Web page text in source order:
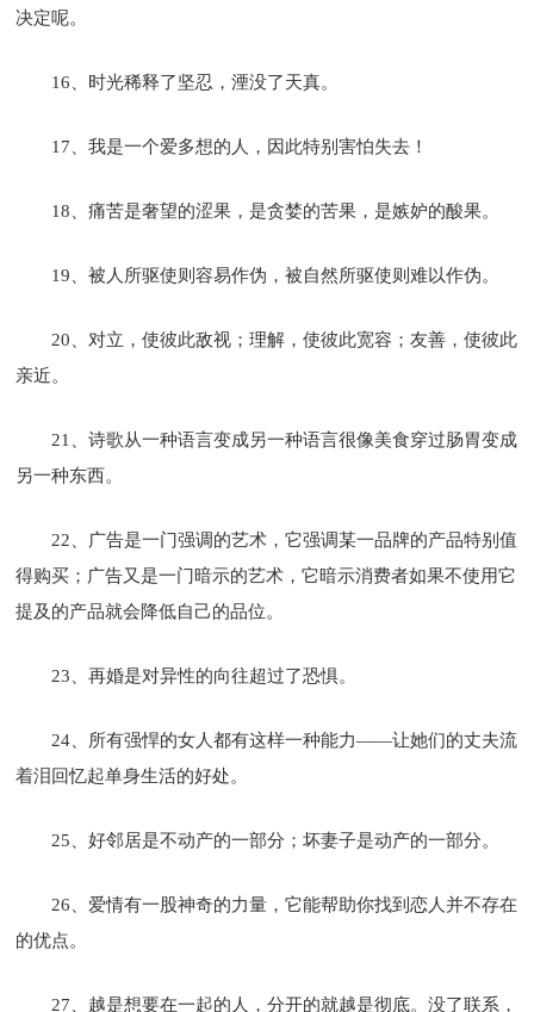
决定呢。
16、时光稀释了坚忍，湮没了天真。
17、我是一个爱多想的人，因此特别害怕失去！
18、痛苦是奢望的涩果，是贪婪的苦果，是嫉妒的酸果。
19、被人所驱使则容易作伪，被自然所驱使则难以作伪。
20、对立，使彼此敌视；理解，使彼此宽容；友善，使彼此
亲近。
21、诗歌从一种语言变成另一种语言很像美食穿过肠胃变成
另一种东西。
22、广告是一门强调的艺术，它强调某一品牌的产品特别值
得购买；广告又是一门暗示的艺术，它暗示消费者如果不使用它
提及的产品就会降低自己的品位。
23、再婚是对异性的向往超过了恐惧。
24、所有强悍的女人都有这样一种能力——让她们的丈夫流
着泪回忆起单身生活的好处。
25、好邻居是不动产的一部分；坏妻子是动产的一部分。
26、爱情有一股神奇的力量，它能帮助你找到恋人并不存在
的优点。
27、越是想要在一起的人，分开的就越是彻底。没了联系，